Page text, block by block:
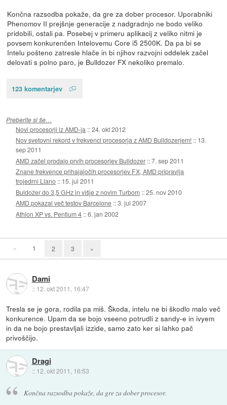
Končna razsodba pokaže, da gre za dober procesor. Uporabniki
Phenomov II prejšnje generacije z nadgradnjo ne bodo veliko
pridobili, ostali pa. Posebej v primeru aplikacij z veliko nitmi je
povsem konkurenčen Intelovemu Core i5 2500K. Da pa bi se
Intelu pošteno zatresle hlače in bi njihov razvojni oddelek začel
delovati s polno paro, je Bulldozer FX nekoliko premalo.
123 komentarjev
Preberite si še…
Novi procesorji iz AMD-ja ::24. okt 2012
Nov svetovni rekord v frekvenci procesorja z AMD Bulldozerjem! :: 13.
sep 2011
AMD začel prodajo prvih procesorjev Bulldozer ::7. sep 2011
Znane frekvence prihajajočih procesorjev FX, AMD pripravlja
trojedrni Llano :: 15. jul 2011
Buldožer do 3,5 GHz in višje z novim Turbom ::25. nov 2010
AMD pokazal več testov Barcelone ::3. jul 2007
Athlon XP vs. Pentium 4 ::6. jan 2002
« 1 2 3 »
Dami
:: 12. okt 2011, 16:47
Tresla se je gora, rodila pa miš. Škoda, intelu ne bi škodlo malo več
konkurence. Upam da se bojo vseeno potrudli z sandy-e in ivyem
in da ne bojo prestavljali izzide, samo zato ker si lahko pač
privoščijo.
Dragi
:: 12. okt 2011, 16:53
Končna razsodba pokaže, da gre za dober procesor.